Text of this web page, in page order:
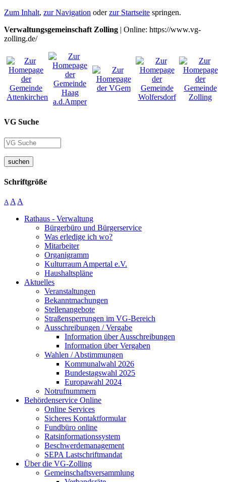
Zum Inhalt, zur Navigation oderzur Startseite springen.
Verwaltungsgemeinschaft Zolling | Online: https://www.vg-
zolling.de/
VG Suche
suchen
Schriftgröße
A A A
Rathaus - Verwaltung
Bürgerbüro und Bürgerservice
Was erledige ich wo?
Mitarbeiter
Organigramm
Kulturraum Ampertal e.V.
Haushaltspläne
Aktuelles
Veranstaltungen
Bekanntmachungen
Stellenangebote
Straßensperrungen im VG-Bereich
Ausschreibungen / Vergabe
Information über Ausschreibungen
Information über Vergaben
Wahlen / Abstimmungen
Kommunalwahl 2026
Bundestagswahl 2025
Europawahl 2024
Notrufnummern
Behördenservice Online
Online Services
Sicheres Kontaktformular
Fundbüro online
Ratsinformationssystem
Beschwerdemanagement
SEPA Lastschriftmandat
Über die VG-Zolling
Gemeinschaftsversammlung